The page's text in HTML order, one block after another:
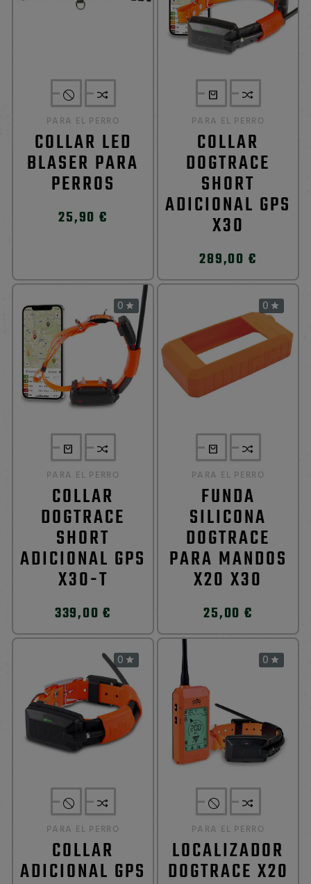
PARA EL PERRO
COLLAR LED
BLASER PARA
PERROS
25,90 €
PARA EL PERRO
COLLAR
DOGTRACE
SHORT
ADICIONAL GPS
X30
289,00 €
0 
PARA EL PERRO
COLLAR
DOGTRACE
SHORT
ADICIONAL GPS
X30-T
339,00 €
0 
PARA EL PERRO
FUNDA
SILICONA
DOGTRACE
PARA MANDOS
X20 X30
25,00 €
0 
PARA EL PERRO
COLLAR
ADICIONAL GPS
0 
PARA EL PERRO
LOCALIZADOR
DOGTRACE X20